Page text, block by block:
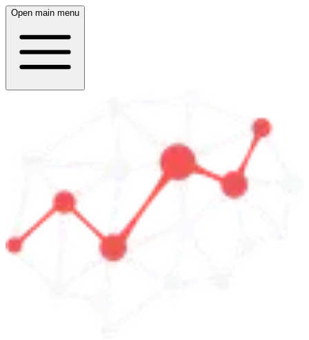
Open main menu